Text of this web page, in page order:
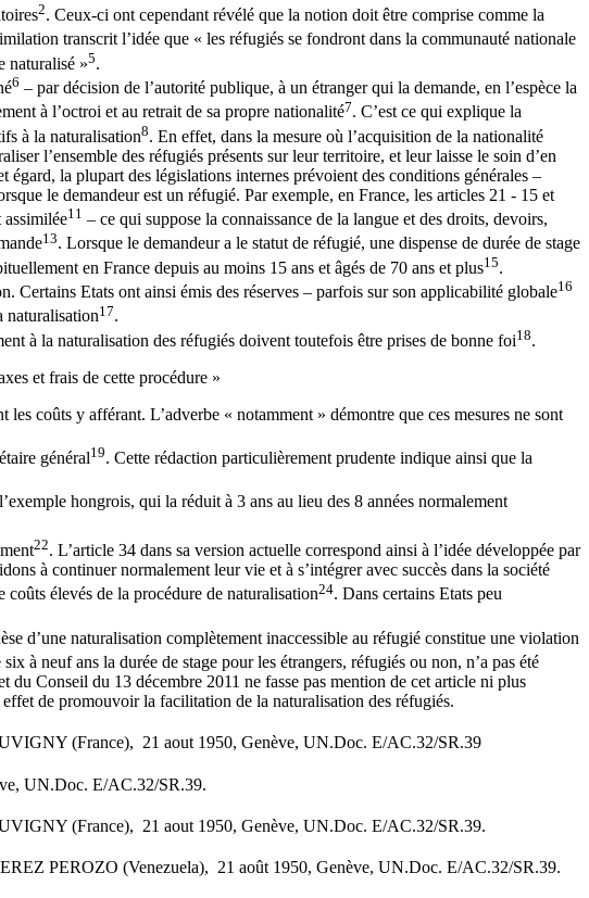
2. Ceux-ci ont cependant révélé que la notion doit être comprise comme la
transcrit l’idée que « les réfugiés se fondront dans la communauté nationale
naturalisé »5.
6 – par décision de l’autorité publique, à un étranger qui la demande, en l’espèce la
à l’octroi et au retrait de sa propre nationalité7. C’est ce qui explique la
à la naturalisation8. En effet, dans la mesure où l’acquisition de la nationalité
l’ensemble des réfugiés présents sur leur territoire, et leur laisse le soin d’en
la plupart des législations internes prévoient des conditions générales –
le demandeur est un réfugié. Par exemple, en France, les articles 21 - 15 et
assimilée11 – ce qui suppose la connaissance de la langue et des droits, devoirs,
13. Lorsque le demandeur a le statut de réfugié, une dispense de durée de stage
en France depuis au moins 15 ans et âgés de 70 ans et plus15.
Certains Etats ont ainsi émis des réserves – parfois sur son applicabilité globale16
naturalisation17.
à la naturalisation des réfugiés doivent toutefois être prises de bonne foi18.
et frais de cette procédure »
coûts y afférant. L’adverbe « notamment » démontre que ces mesures ne sont
général19. Cette rédaction particulièrement prudente indique ainsi que la
hongrois, qui la réduit à 3 ans au lieu des 8 années normalement
22. L’article 34 dans sa version actuelle correspond ainsi à l’idée développée par
à continuer normalement leur vie et à s’intégrer avec succès dans la société
élevés de la procédure de naturalisation24. Dans certains Etats peu
d’une naturalisation complètement inaccessible au réfugié constitue une violation
à neuf ans la durée de stage pour les étrangers, réfugiés ou non, n’a pas été
Conseil du 13 décembre 2011 ne fasse pas mention de cet article ni plus
de promouvoir la facilitation de la naturalisation des réfugiés.
(France), 21 aout 1950, Genève, UN.Doc. E/AC.32/SR.39
UN.Doc. E/AC.32/SR.39.
(France), 21 aout 1950, Genève, UN.Doc. E/AC.32/SR.39.
PEROZO (Venezuela), 21 août 1950, Genève, UN.Doc. E/AC.32/SR.39.